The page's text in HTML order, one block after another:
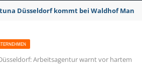
Düsseldorf kommt bei Waldhof
Arbeitsagentur warnt vor hartem